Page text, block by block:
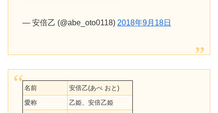
— 安倍乙 (@abe_oto0118) 2018年9月18日
名前
安倍乙(あべ おと)
愛称
乙姫、安倍乙姫